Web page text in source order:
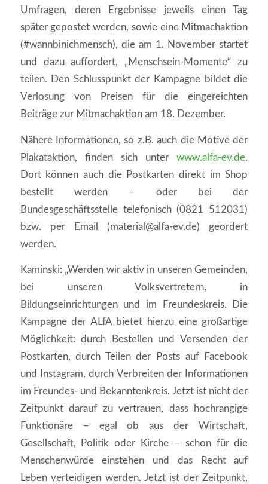
Umfragen, deren Ergebnisse jeweils einen Tag
später gepostet werden, sowie eine Mitmachaktion
(#wannbinichmensch), die am 1. November startet
und dazu auffordert, „Menschsein-Momente“ zu
teilen. Den Schlusspunkt der Kampagne bildet die
Verlosung von Preisen für die eingereichten
Beiträge zur Mitmachaktion am 18. Dezember.
Nähere Informationen, so z.B. auch die Motive der
Plakataktion, finden sich unterwww.alfa-ev.de.
Dort können auch die Postkarten direkt im Shop
bestellt werden – oder bei der
Bundesgeschäftsstelle telefonisch (0821 512031)
bzw. per Email (material@alfa-ev.de) geordert
werden.
Kaminski: „Werden wir aktiv in unseren Gemeinden,
bei unseren Volksvertretern, in
Bildungseinrichtungen und im Freundeskreis. Die
Kampagne der ALfA bietet hierzu eine großartige
Möglichkeit: durch Bestellen und Versenden der
Postkarten, durch Teilen der Posts auf Facebook
und Instagram, durch Verbreiten der Informationen
im Freundes- und Bekanntenkreis. Jetzt ist nicht der
Zeitpunkt darauf zu vertrauen, dass hochrangige
Funktionäre – egal ob aus der Wirtschaft,
Gesellschaft, Politik oder Kirche – schon für die
Menschenwürde einstehen und das Recht auf
Leben verteidigen werden. Jetzt ist der Zeitpunkt,